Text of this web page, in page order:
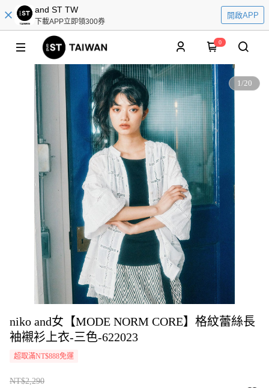
and ST TW
下載APP立即領300券
開啟APP
0
1/20
niko and女【MODE NORM CORE】格紋蕾絲長
袖襯衫上衣-三色-622023
超取滿NT$888免運
NT$2,290